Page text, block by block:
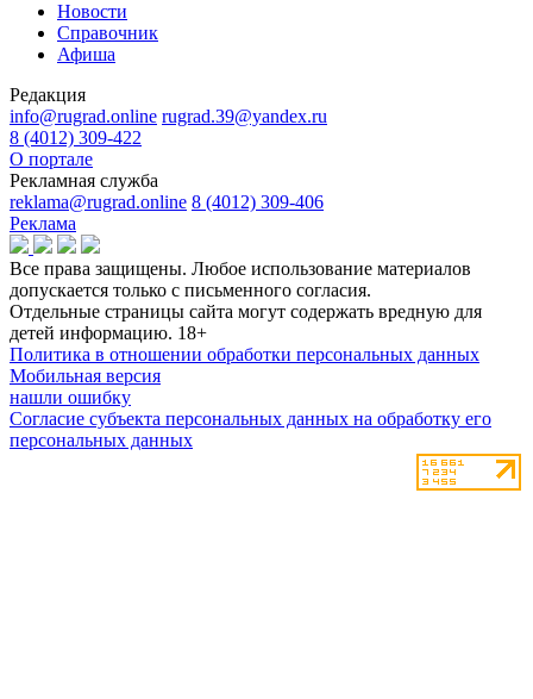
Новости
Справочник
Афиша
Редакция
info@rugrad.online rugrad.39@yandex.ru
8 (4012) 309-422
О портале
Рекламная служба
reklama@rugrad.online 8 (4012) 309-406
Реклама
Все права защищены. Любое использование материалов
допускается только с письменного согласия.
Отдельные страницы сайта могут содержать вредную для
детей информацию. 18+
Политика в отношении обработки персональных данных
Мобильная версия
нашли ошибку
Согласие субъекта персональных данных на обработку его
персональных данных